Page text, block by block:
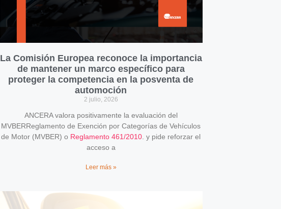
La Comisión Europea reconoce la importancia
de mantener un marco específico para
proteger la competencia en la posventa de
automoción
2 julio, 2026
ANCERA valora positivamente la evaluación del
MVBERReglamento de Exención por Categorías de Vehículos
de Motor (MVBER) o Reglamento 461/2010 . y pide reforzar el
acceso a
Leer más »